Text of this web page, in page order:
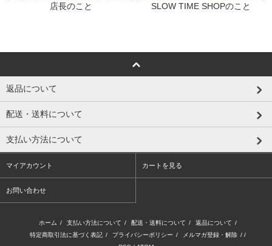
店長のこと SLOW TIME SHOPのこと
返品について
配送・送料について
支払い方法について
マイアカウント カートを見る
お問い合わせ
ホーム / 支払い方法について / 配送・送料について / 返品について /
特定商取引法に基づく表記 / プライバシーポリシー / メルマガ登録・解除 / /